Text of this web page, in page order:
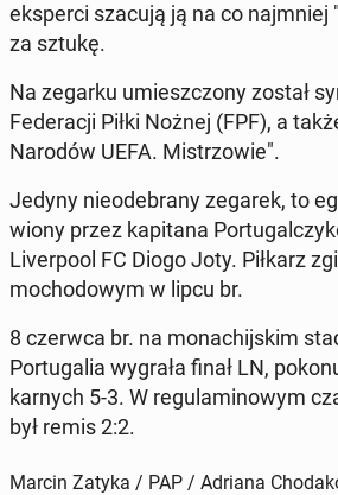
eks­per­ci szacują ją na co naj­mniej
za sztukę.
Na zegarku umiesz­czo­ny został
Fe­de­ra­cji Piłki Nożnej (FPF), a
Narodów UEFA. Mi­strzo­wie".
Jedyny nie­ode­bra­ny zegarek, to
wio­ny przez ka­pi­ta­na
Li­ver­po­ol FC Diogo Joty. Piłkarz
mo­cho­do­wym w lipcu br.
8 czerwca br. na mo­na­chij­skim
Por­tu­ga­lia wygrała finał LN,
karnych 5-3. W re­gu­la­mi­no­wym
był remis 2:2.
Marcin Zatyka / PAP / Adriana